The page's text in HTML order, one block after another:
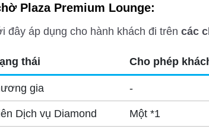
Plaza Premium Lounge:
đây áp dụng cho hành khách đi trên các
thái Cho phép
gia -
Dịch vụ Diamond Một *1